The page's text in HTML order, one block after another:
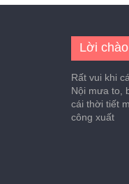
Lời chào
Rất vui khi
Nội mưa to,
cái thời tiết
công xuất